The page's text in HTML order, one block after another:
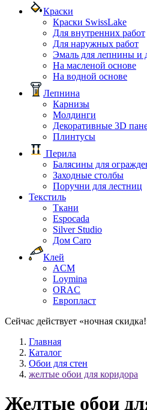
Краски
Краски SwissLake
Для внутренних работ
Для наружных работ
Эмаль для лепнины и
На масленой основе
На водной основе
Лепнина
Карнизы
Молдинги
Декоративные 3D
Плинтусы
Перила
Балясины для
Заходные столбы
Поручни для лестниц
Текстиль
Ткани
Espocada
Silver Studio
Дом Caro
Клей
ACM
Loymina
ORAC
Европласт
Сейчас действует «ночная
Главная
Каталог
Обои для стен
желтые обои для коридора
Желтые обои